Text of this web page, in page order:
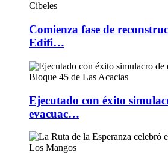
Comienza fase de
Edifi…
Ejecutado con éxito
evacuac…